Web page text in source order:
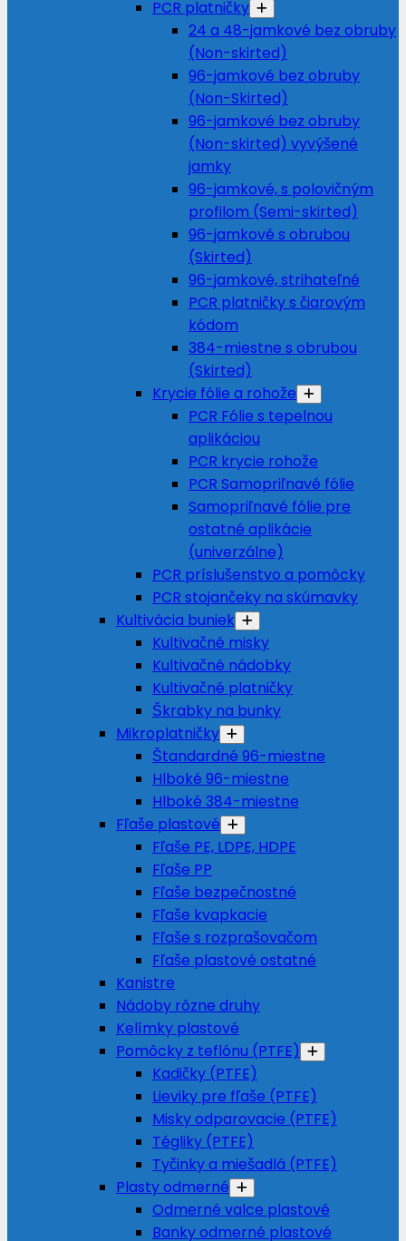
PCR platničky
24 a 48-jamkové bez obruby
(Non-skirted)
96-jamkové bez obruby
(Non-Skirted)
96-jamkové bez obruby
(Non-skirted) vyvýšené
jamky
96-jamkové, s polovičným
profilom (Semi-skirted)
96-jamkové s obrubou
(Skirted)
96-jamkové, strihateľné
PCR platničky s čiarovým
kódom
384-miestne s obrubou
(Skirted)
Krycie fólie a rohože
PCR Fólie s tepelnou
aplikáciou
PCR krycie rohože
PCR Samopriľnavé fólie
Samopriľnavé fólie pre
ostatné aplikácie
(univerzálne)
PCR príslušenstvo a pomôcky
PCR stojančeky na skúmavky
Kultivácia buniek
Kultivačné misky
Kultivačné nádobky
Kultivačné platničky
Škrabky na bunky
Mikroplatničky
Štandardné 96-miestne
Hlboké 96-miestne
Hlboké 384-miestne
Fľaše plastové
Fľaše PE, LDPE, HDPE
Fľaše PP
Fľaše bezpečnostné
Fľaše kvapkacie
Fľaše s rozprašovačom
Fľaše plastové ostatné
Kanistre
Nádoby rôzne druhy
Kelímky plastové
Pomôcky z teflónu (PTFE)
Kadičky (PTFE)
Lieviky pre fľaše (PTFE)
Misky odparovacie (PTFE)
Tégliky (PTFE)
Tyčinky a miešadlá (PTFE)
Plasty odmerné
Odmerné valce plastové
Banky odmerné plastové